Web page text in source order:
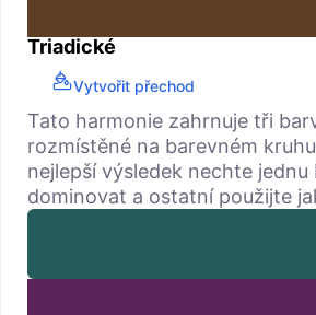
Triadické
Vytvořit přechod
Tato harmonie zahrnuje tři
rozmístěné na barevném
nejlepší výsledek nechte jednu
dominovat a ostatní použijte